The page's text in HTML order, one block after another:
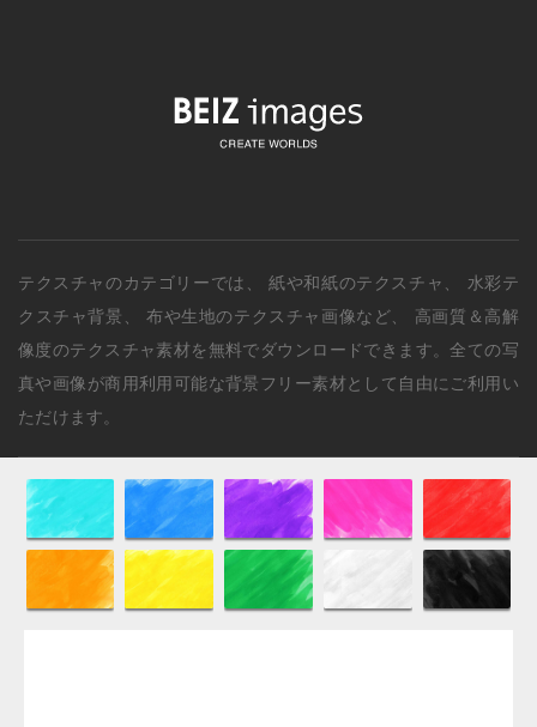
テクスチャのカテゴリーでは、 紙や和紙のテクスチャ 、 水彩テ
クスチャ背景 、 布や生地のテクスチャ画像など、 高画質＆高解
像度のテクスチャ素材を無料でダウンロードできます。全ての写
真や画像が商用利用可能な背景フリー素材として自由にご利用い
ただけます。